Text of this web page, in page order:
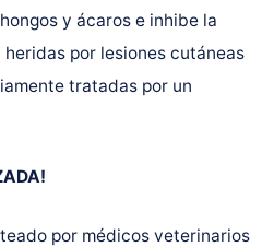
y ácaros e inhibe la
por lesiones cutáneas
tratadas por un
por médicos veterinarios